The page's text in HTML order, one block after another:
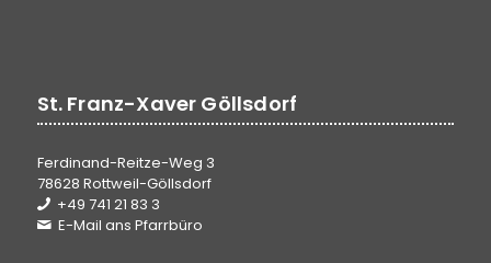
St. Franz-Xaver Göllsdorf
Ferdinand-Reitze-Weg 3
78628 Rottweil-Göllsdorf
+49 741 21 83 3
E-Mail ans Pfarrbüro